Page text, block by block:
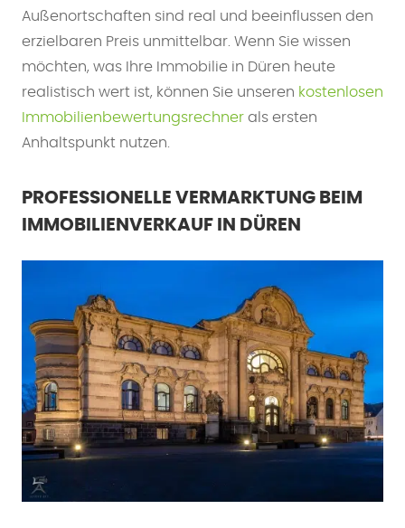
Außenortschaften sind real und beeinflussen den
erzielbaren Preis unmittelbar. Wenn Sie wissen
möchten, was Ihre Immobilie in Düren heute
realistisch wert ist, können Sie unseren kostenlosen
Immobilienbewertungsrechner als ersten
Anhaltspunkt nutzen.
PROFESSIONELLE VERMARKTUNG BEIM
IMMOBILIENVERKAUF IN DÜREN